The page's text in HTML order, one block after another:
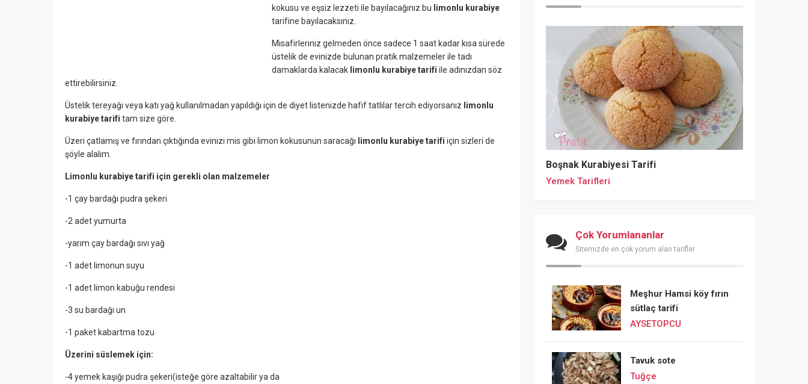
kokusu ve eşsiz lezzeti ile bayılacağınız bu limonlu kurabiye
tarifine bayılacaksınız.
Misafirleriniz gelmeden önce sadece 1 saat kadar kısa sürede
üstelik de evinizde bulunan pratik malzemeler ile tadı
damaklarda kalacak limonlu kurabiye tarifi ile adınızdan söz
ettirebilirsiniz.
Üstelik tereyağı veya katı yağ kullanılmadan yapıldığı için de diyet listenizde hafif tatlılar tercih ediyorsanız limonlu
kurabiye tarifi tam size göre.
Üzeri çatlamış ve fırından çıktığında evinizi mis gibi limon kokusunun saracağı limonlu kurabiye tarifi için sizleri de
şöyle alalım.
Limonlu kurabiye tarifi için gerekli olan malzemeler
-1 çay bardağı pudra şekeri
-2 adet yumurta
-yarım çay bardağı sıvı yağ
-1 adet limonun suyu
-1 adet limon kabuğu rendesi
-3 su bardağı un
-1 paket kabartma tozu
Üzerini süslemek için:
-4 yemek kaşığı pudra şekeri(isteğe göre azaltabilir ya da
Boşnak Kurabiyesi Tarifi
Yemek Tarifleri
Çok Yorumlananlar
Sitemizde en çok yorum alan tarifler
Meşhur Hamsi köy fırın
sütlaç tarifi
AYSETOPCU
Tavuk sote
Tuğçe